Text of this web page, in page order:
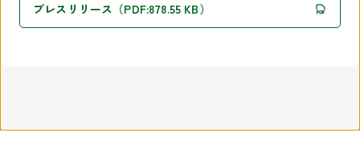
プレスリリース（PDF:878.55 KB）